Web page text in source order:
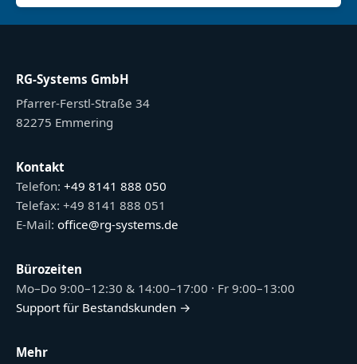
RG-Systems GmbH
Pfarrer-Ferstl-Straße 34
82275 Emmering
Kontakt
Telefon: +49 8141 888 050
Telefax: +49 8141 888 051
E-Mail: office@rg-systems.de
Bürozeiten
Mo–Do 9:00–12:30 & 14:00–17:00 · Fr 9:00–13:00
Support für Bestandskunden →
Mehr